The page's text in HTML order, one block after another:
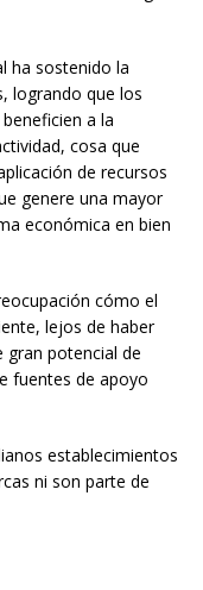
ha sostenido la
logrando que los
a la
cosa que
de recursos
genere una mayor
económica en bien
cómo el
lejos de haber
gran potencial de
fuentes de apoyo
establecimientos
ni son parte de